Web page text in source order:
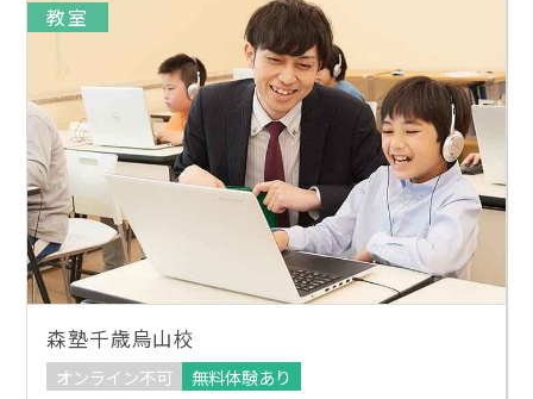
教室
森塾千歳烏山校
オンライン不可
無料体験あり